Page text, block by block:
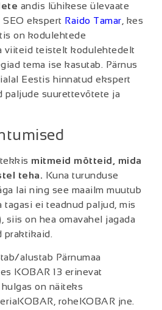
andis lühikese ülevaate
ekspert Raido Tamar, kes
on kodulehtede
viiteid teistelt kodulehtedelt
tema ise kasutab. Pärnus
Eestis hinnatud ekspert
paljude suurettevõtete ja
mitmeid mõtteid, mida
teha. Kuna turunduse
lai ning see maailm muutub
ei teadnud paljud, mis
siis on hea omavahel jagada
praktikaid.
alustab Pärnumaa
KOBAR 13 erinevat
on näiteks
roheKOBAR jne.